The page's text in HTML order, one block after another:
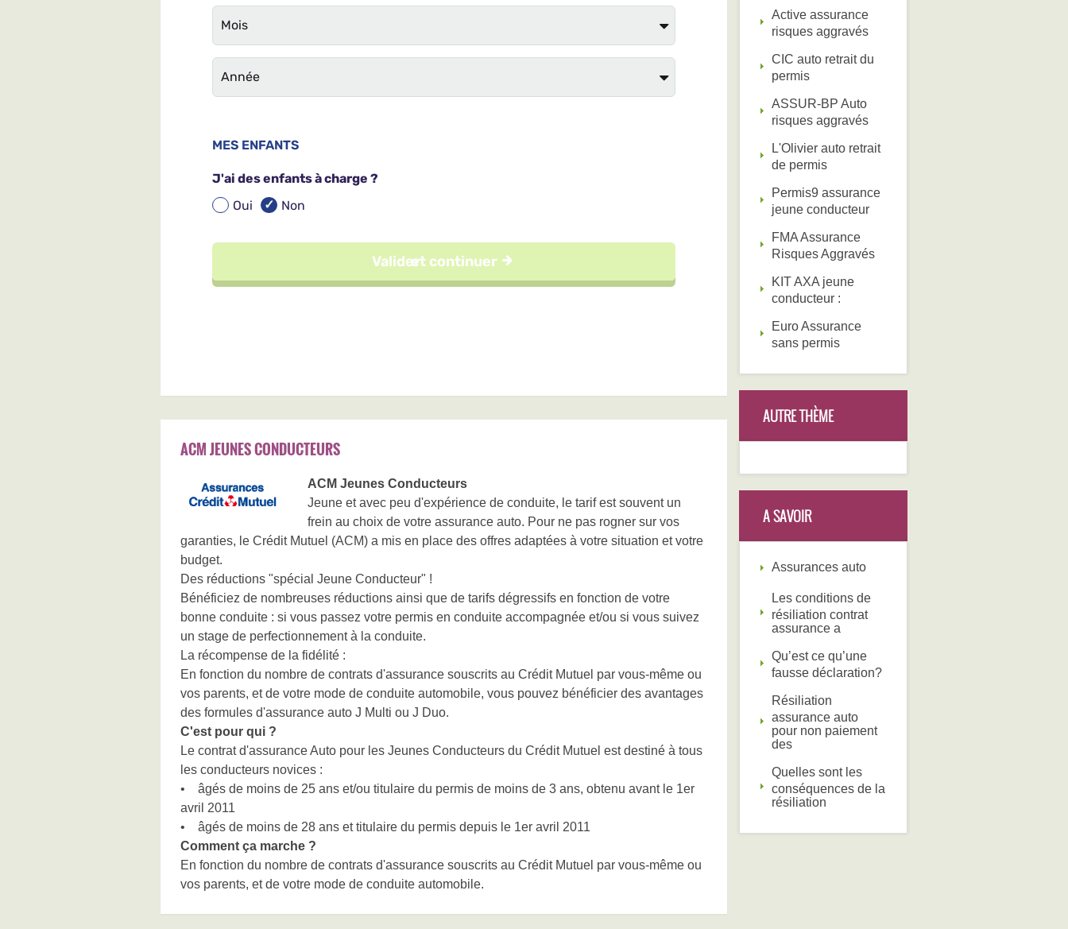
ACM JEUNES CONDUCTEURS
ACM Jeunes Conducteurs
Jeune et avec peu d'expérience de conduite, le tarif est souvent un
frein au choix de votre assurance auto. Pour ne pas rogner sur vos
garanties, le Crédit Mutuel (ACM) a mis en place des offres adaptées à votre situation et votre
budget.
Des réductions "spécial Jeune Conducteur" !
Bénéficiez de nombreuses réductions ainsi que de tarifs dégressifs en fonction de votre
bonne conduite : si vous passez votre permis en conduite accompagnée et/ou si vous suivez
un stage de perfectionnement à la conduite.
La récompense de la fidélité :
En fonction du nombre de contrats d'assurance souscrits au Crédit Mutuel par vous-même ou
vos parents, et de votre mode de conduite automobile, vous pouvez bénéficier des avantages
des formules d'assurance auto J Multi ou J Duo.
C'est pour qui ?
Le contrat d'assurance Auto pour les Jeunes Conducteurs du Crédit Mutuel est destiné à tous
les conducteurs novices :
• âgés de moins de 25 ans et/ou titulaire du permis de moins de 3 ans, obtenu avant le 1er
avril 2011
• âgés de moins de 28 ans et titulaire du permis depuis le 1er avril 2011
Comment ça marche ?
En fonction du nombre de contrats d'assurance souscrits au Crédit Mutuel par vous-même ou
vos parents, et de votre mode de conduite automobile.
Active assurance
risques aggravés
CIC auto retrait du
permis
ASSUR-BP Auto
risques aggravés
L'Olivier auto retrait
de permis
Permis9 assurance
jeune conducteur
FMA Assurance
Risques Aggravés
KIT AXA jeune
conducteur :
Euro Assurance
sans permis
AUTRE THÈME
A SAVOIR
Assurances auto
Les conditions de
résiliation contrat
assurance a
Qu’est ce qu’une
fausse déclaration?
Résiliation
assurance auto
pour non paiement
des
Quelles sont les
conséquences de la
résiliation